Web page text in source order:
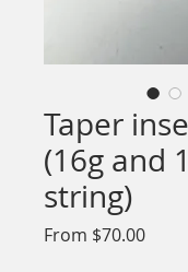
Taper
(16g and
string)
From $70.00Sale